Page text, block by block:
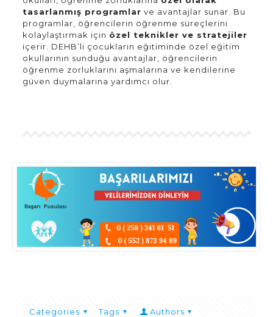
tasarlanmış programlar ve avantajlar sunar. Bu
programlar, öğrencilerin öğrenme süreçlerini
kolaylaştırmak için özel teknikler ve stratejiler
içerir. DEHB’li çocukların eğitiminde özel eğitim
okullarının sunduğu avantajlar, öğrencilerin
öğrenme zorluklarını aşmalarına ve kendilerine
güven duymalarına yardımcı olur.
Categories Tags
Authors